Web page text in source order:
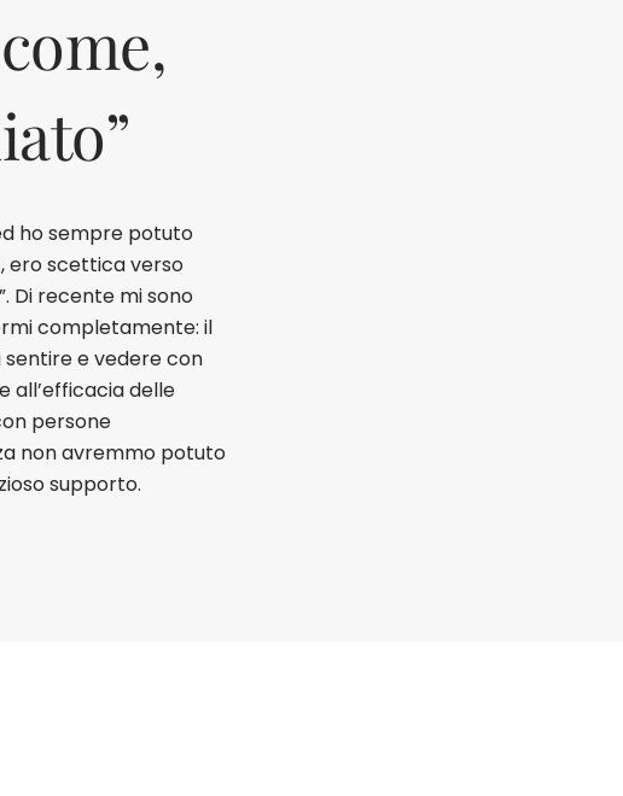
ho sempre potuto
ero scettica verso
Di recente mi sono
completamente: il
e vedere con
all’efficacia delle
persone
non avremmo potuto
supporto.